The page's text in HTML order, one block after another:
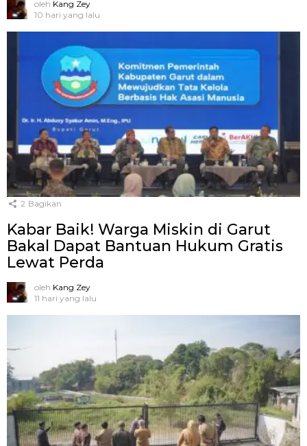
oleh Kang Zey
10 hari yang lalu
2 Bagikan
Kabar Baik! Warga Miskin di Garut
Bakal Dapat Bantuan Hukum Gratis
Lewat Perda
oleh Kang Zey
11 hari yang lalu